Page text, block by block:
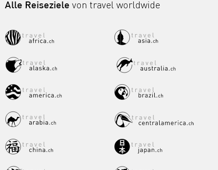
Alle Reiseziele von travel worldwide